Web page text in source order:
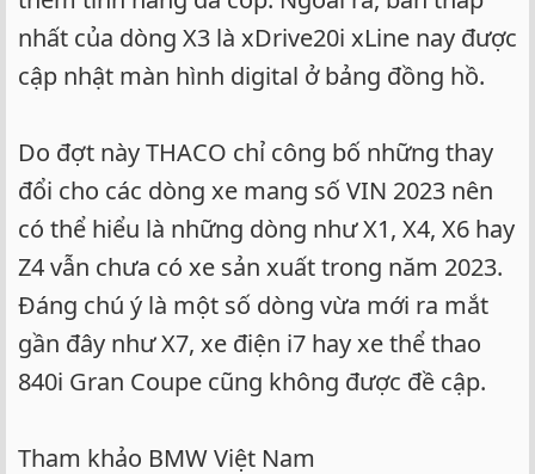
nhất của dòng X3 là xDrive20i xLine nay được
cập nhật màn hình digital ở bảng đồng hồ.
Do đợt này THACO chỉ công bố những thay
đổi cho các dòng xe mang số VIN 2023 nên
có thể hiểu là những dòng như X1, X4, X6 hay
Z4 vẫn chưa có xe sản xuất trong năm 2023.
Đáng chú ý là một số dòng vừa mới ra mắt
gần đây như X7, xe điện i7 hay xe thể thao
840i Gran Coupe cũng không được đề cập.
Tham khảo BMW Việt Nam